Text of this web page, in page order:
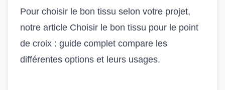
Pour choisir le bon tissu selon votre projet,
notre article Choisir le bon tissu pour le point
de croix : guide complet compare les
différentes options et leurs usages.